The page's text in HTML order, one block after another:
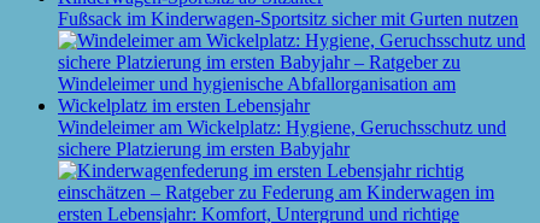
Fußsack im Kinderwagen-Sportsitz sicher mit Gurten nutzen
Windeleimer am Wickelplatz: Hygiene, Geruchsschutz und
sichere Platzierung im ersten Babyjahr